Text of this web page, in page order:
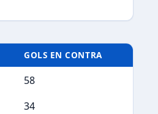
GOLS EN CONTRA
58
34